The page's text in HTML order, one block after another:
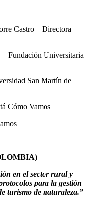
Castro – Directora
Fundación Universitaria
San Martín de
Cómo Vamos
en el sector rural y
para la gestión
turismo de naturaleza.”